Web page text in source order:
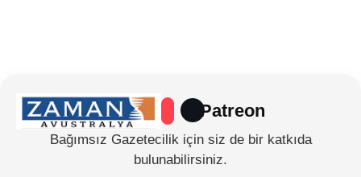
Patreon
Bağımsız Gazetecilik için siz de bir katkıda
bulunabilirsiniz.